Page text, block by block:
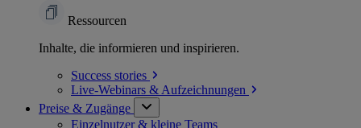
Ressourcen
Inhalte, die informieren und inspirieren.
Success stories
Live-Webinars & Aufzeichnungen
Preise & Zugänge
Einzelnutzer & kleine Teams